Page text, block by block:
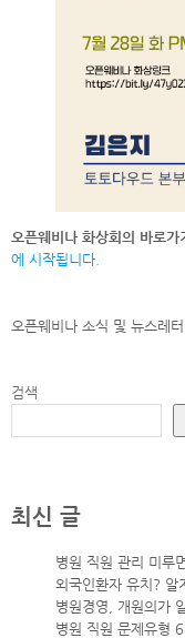
오픈웨비나 화상회의 바로가
에 시작됩니다.
오픈웨비나 소식 및 뉴스레터
검색
최신 글
병원 직원 관리 미루
외국인환자 유치? 알
병원경영, 개원의가
병원 직원 문제유형 6